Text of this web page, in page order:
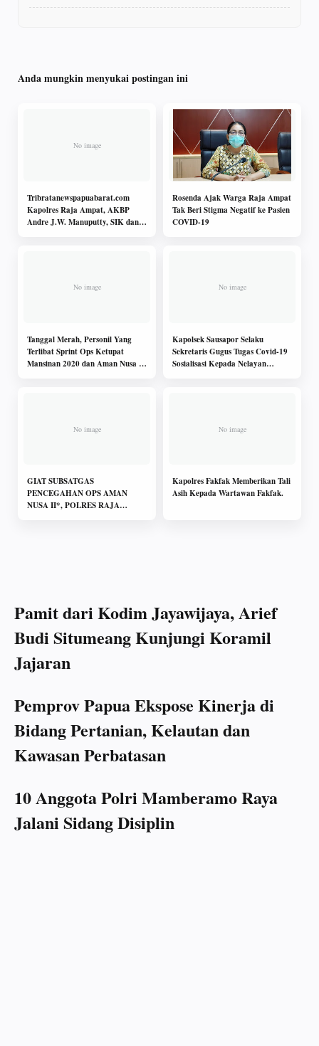
Anda mungkin menyukai postingan ini
Tribratanewspapuabarat.com
Kapolres Raja Ampat, AKBP
Andre J.W. Manuputty, SIK dan
Rosenda Ajak Warga Raja Ampat
Tak Beri Stigma Negatif ke Pasien
COVID-19
Tanggal Merah, Personil Yang
Terlibat Sprint Ops Ketupat
Mansinan 2020 dan Aman Nusa II
Kapolsek Sausapor Selaku
Sekretaris Gugus Tugas Covid-19
Sosialisasi Kepada Nelayan
GIAT SUBSATGAS
PENCEGAHAN OPS AMAN
NUSA II*, POLRES RAJA
Kapolres Fakfak Memberikan Tali
Asih Kepada Wartawan Fakfak.
Pamit dari Kodim Jayawijaya, Arief
Budi Situmeang Kunjungi Koramil
Jajaran
Pemprov Papua Ekspose Kinerja di
Bidang Pertanian, Kelautan dan
Kawasan Perbatasan
10 Anggota Polri Mamberamo Raya
Jalani Sidang Disiplin